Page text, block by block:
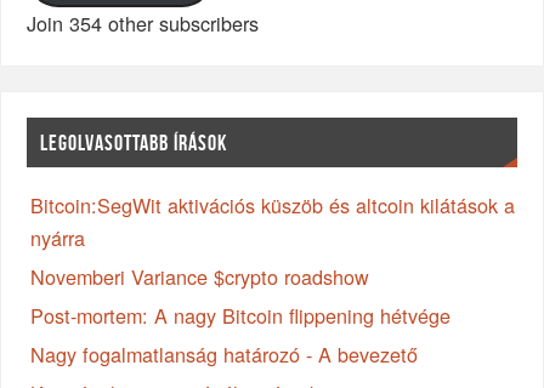
Join 354 other subscribers
LEGOLVASOTTABB ÍRÁSOK
Bitcoin:SegWit aktivációs küszöb és altcoin kilátások a
nyárra
Novemberi Variance $crypto roadshow
Post-mortem: A nagy Bitcoin flippening hétvége
Nagy fogalmatlanság határozó - A bevezető